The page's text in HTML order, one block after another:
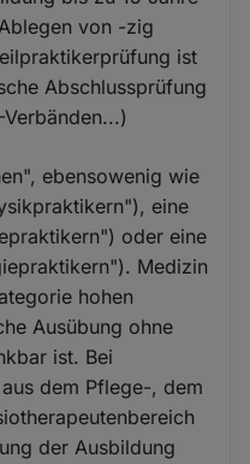
von -zig
ist
Abschlussprüfung
ebensowenig wie
eine
oder eine
Medizin
hohen
Ausübung ohne
ist. Bei
dem Pflege-, dem
der Ausbildung